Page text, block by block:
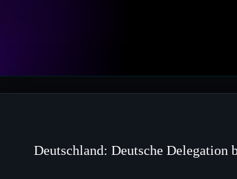
Deutschland: Deutsche